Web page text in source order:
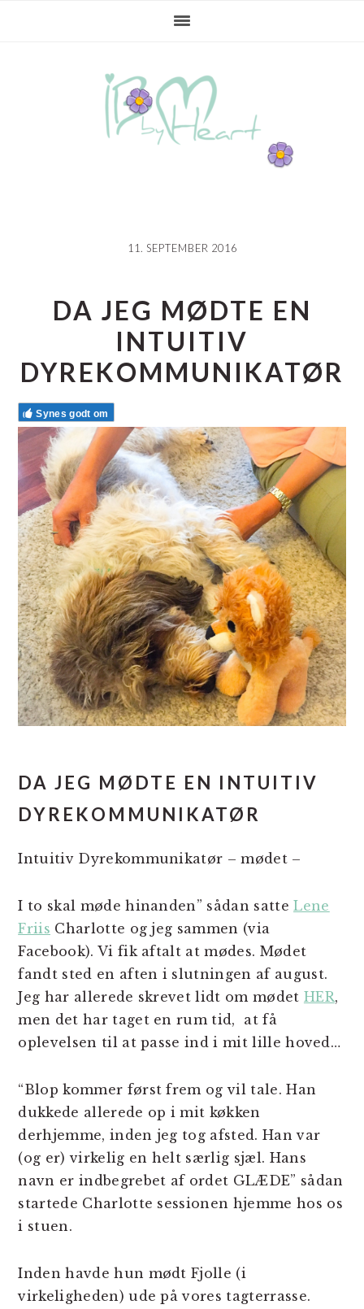
11. SEPTEMBER 2016
DA JEG MØDTE EN
INTUITIV
DYREKOMMUNIKATØR
Synes godt om
DA JEG MØDTE EN INTUITIV
DYREKOMMUNIKATØR
Intuitiv Dyrekommunikatør – mødet –
I to skal møde hinanden” sådan satteLene
Friis Charlotte og jeg sammen (via
Facebook). Vi fik aftalt at mødes. Mødet
fandt sted en aften i slutningen af august.
Jeg har allerede skrevet lidt om mødet HER,
men det har taget en rum tid, at få
oplevelsen til at passe ind i mit lille hoved…
“Blop kommer først frem og vil tale. Han
dukkede allerede op i mit køkken
derhjemme, inden jeg tog afsted. Han var
(og er) virkelig en helt særlig sjæl. Hans
navn er indbegrebet af ordet GLÆDE” sådan
startede Charlotte sessionen hjemme hos os
i stuen.
Inden havde hun mødt Fjolle (i
virkeligheden) ude på vores tagterrasse.